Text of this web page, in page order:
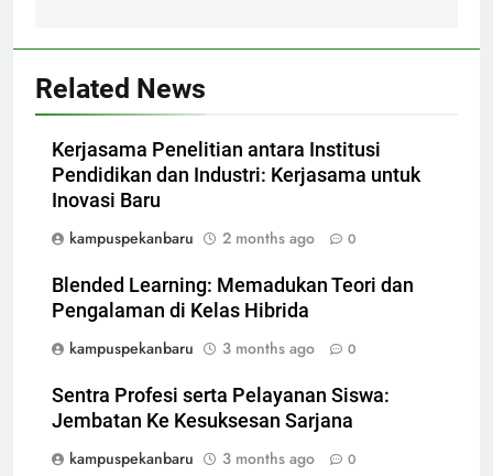
Related News
Kerjasama Penelitian antara Institusi
Pendidikan dan Industri: Kerjasama untuk
Inovasi Baru
kampuspekanbaru
2 months ago 0
Blended Learning: Memadukan Teori dan
Pengalaman di Kelas Hibrida
kampuspekanbaru
3 months ago 0
Sentra Profesi serta Pelayanan Siswa:
Jembatan Ke Kesuksesan Sarjana
kampuspekanbaru
3 months ago 0